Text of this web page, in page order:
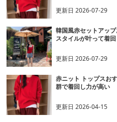
更新日2026-07-29
韓国風赤セットアッ
スタイルが叶って着回
更新日2026-07-29
赤ニット トップスお
群で着回し力が高い
更新日2026-04-15